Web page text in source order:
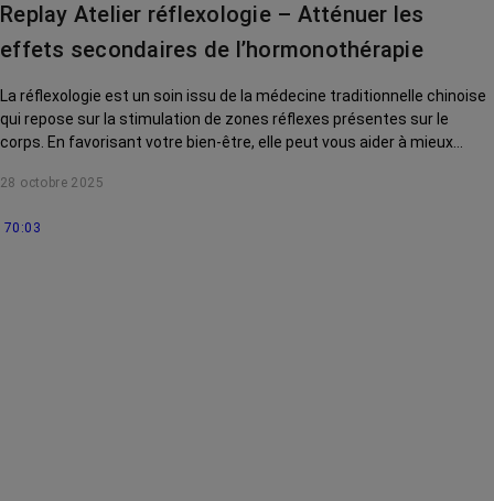
La vie autour
Replay Atelier réflexologie – Atténuer les
effets secondaires de l’hormonothérapie
La réflexologie est un soin issu de la médecine traditionnelle chinoise
qui repose sur la stimulation de zones réflexes présentes sur le
corps. En favorisant votre bien-être, elle peut vous aider à mieux
28 octobre 2025
70:03